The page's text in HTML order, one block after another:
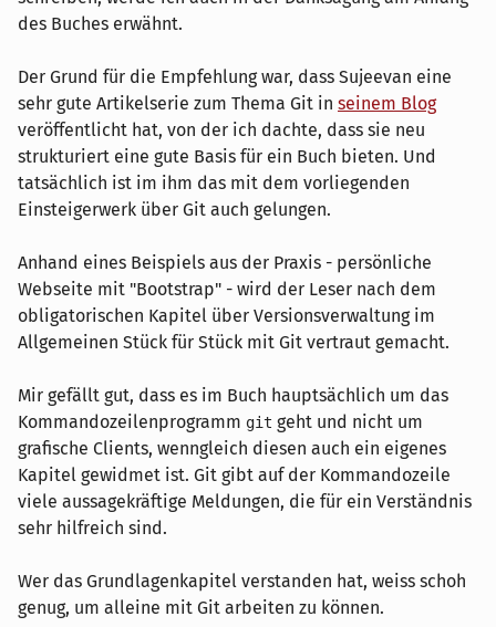
des Buches erwähnt.
Der Grund für die Empfehlung war, dass Sujeevan eine
sehr gute Artikelserie zum Thema Git in seinem Blog
veröffentlicht hat, von der ich dachte, dass sie neu
strukturiert eine gute Basis für ein Buch bieten. Und
tatsächlich ist im ihm das mit dem vorliegenden
Einsteigerwerk über Git auch gelungen.
Anhand eines Beispiels aus der Praxis - persönliche
Webseite mit "Bootstrap" - wird der Leser nach dem
obligatorischen Kapitel über Versionsverwaltung im
Allgemeinen Stück für Stück mit Git vertraut gemacht.
Mir gefällt gut, dass es im Buch hauptsächlich um das
Kommandozeilenprogramm git geht und nicht um
grafische Clients, wenngleich diesen auch ein eigenes
Kapitel gewidmet ist. Git gibt auf der Kommandozeile
viele aussagekräftige Meldungen, die für ein Verständnis
sehr hilfreich sind.
Wer das Grundlagenkapitel verstanden hat, weiss schoh
genug, um alleine mit Git arbeiten zu können.